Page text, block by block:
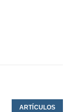
ARTÍCULOS